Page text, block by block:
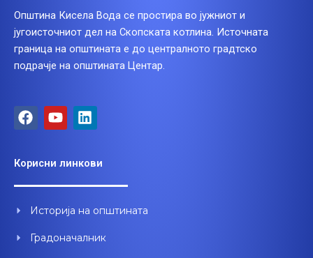
Општина Кисела Вода се простира во јужниот и
југоисточниот дел на Скопската котлина. Источната
граница на општината е до централното градтско
подрачје на општината Центар.
F
a
b
o
k
Y
o
u
b
L
i
e
d
n
Корисни линкови
Историја на општината
Градоначалник